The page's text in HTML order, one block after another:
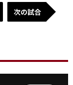
次の試合